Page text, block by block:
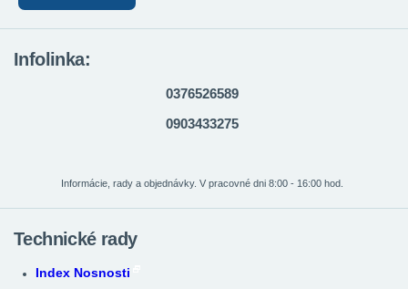
Infolinka:
0376526589
0903433275
Informácie, rady a objednávky. V pracovné dni 8:00 - 16:00 hod.
Technické rady
Index Nosnosti